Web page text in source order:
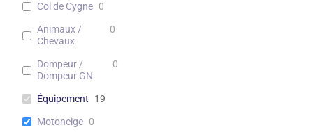
Col de Cygne 0
Animaux /
Chevaux
0
Dompeur /
Dompeur GN
0
Équipement 19
Motoneige 0